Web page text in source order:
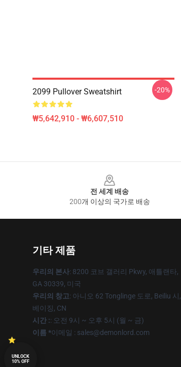
2099 Pullover Sweatshirt
₩5,642,910 - ₩6,607,510
-20%
전 세계 배송
200개 이상의 국가로 배송
기타 제품
우리의 본사: 8200 코브 갤러리 Pkwy, 애틀랜타,
GA 30339, 미국
우리의 창고: 아니오 62 Tonglinge 도로, Beiliu 시,
베이징, CN
시간 :: 오전 9시 ~ 오후 5시 (월 ~ 금)
이름 *이메일 : sales@demonlord.com
UNLOCK
10% OFF